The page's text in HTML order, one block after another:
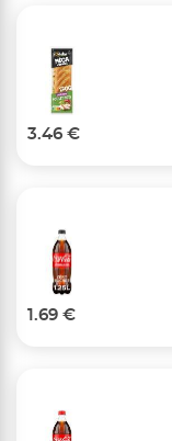
3.46 €
1.69 €